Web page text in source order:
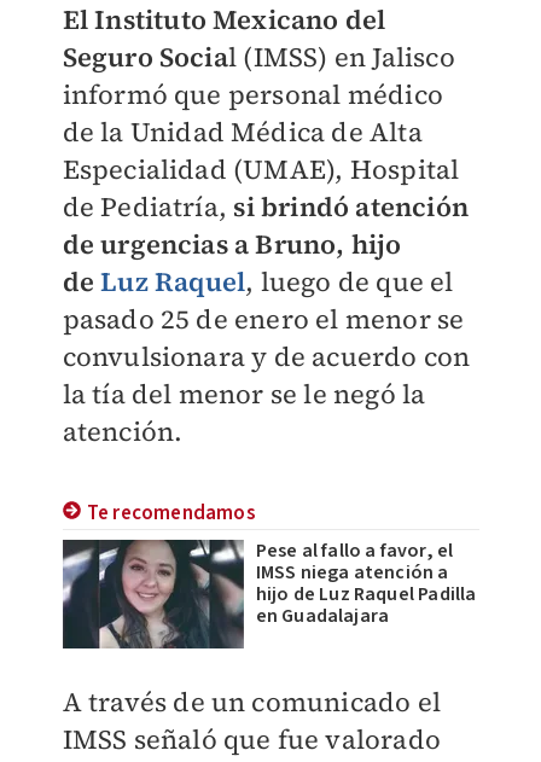
El Instituto Mexicano del
Seguro Social (IMSS) en Jalisco
informó que personal médico
de la Unidad Médica de Alta
Especialidad (UMAE), Hospital
de Pediatría, si brindó atención
de urgencias a Bruno, hijo
deLuz Raquel, luego de que el
pasado 25 de enero el menor se
convulsionara y de acuerdo con
la tía del menor se le negó la
atención.
Te recomendamos
Pese al fallo a favor, el
IMSS niega atención a
hijo de Luz Raquel Padilla
en Guadalajara
A través de un comunicado el
IMSS señaló que fue valorado